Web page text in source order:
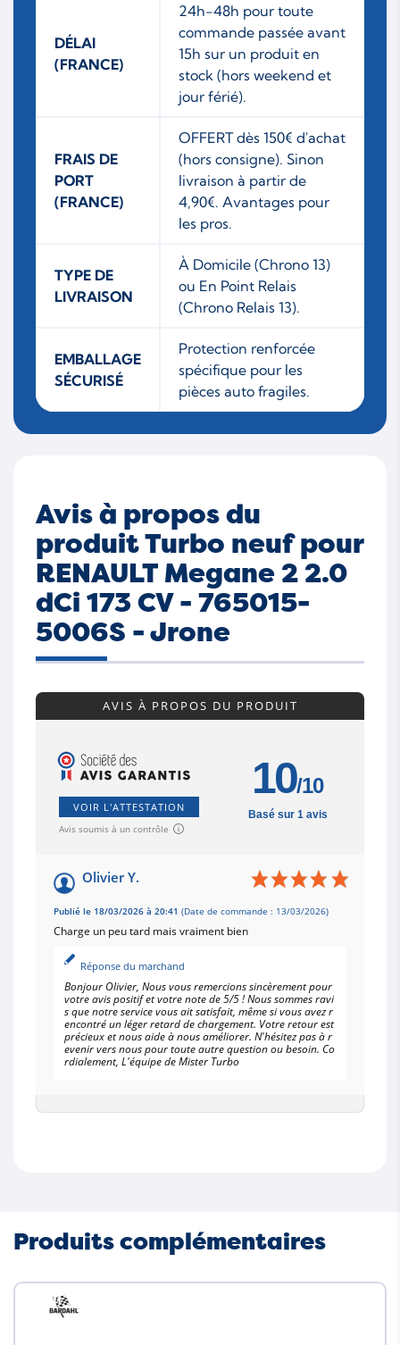
DÉLAI
(FRANCE)
24h-48h pour toute
commande passée avant
15h sur un produit en
stock (hors weekend et
jour férié).
FRAIS DE
PORT
(FRANCE)
OFFERT dès 150€ d'achat
(hors consigne). Sinon
livraison à partir de
4,90€. Avantages pour
les pros.
TYPE DE
LIVRAISON
À Domicile (Chrono 13)
ou En Point Relais
(Chrono Relais 13).
EMBALLAGE
SÉCURISÉ
Protection renforcée
spécifique pour les
pièces auto fragiles.
Avis à propos du
produit Turbo neuf pour
RENAULT Megane 2 2.0
dCi 173 CV - 765015-
5006S - Jrone
AVIS À PROPOS DU PRODUIT
VOIR L'ATTESTATION
Avis soumis à un contrôle
10/10
Basé sur 1 avis
Olivier Y.
Publié le 18/03/2026 à 20:41 (Date de commande : 13/03/2026)
Charge un peu tard mais vraiment bien
Réponse du marchand
Bonjour Olivier, Nous vous remercions sincèrement pour
votre avis positif et votre note de 5/5 ! Nous sommes ravi
s que notre service vous ait satisfait, même si vous avez r
encontré un léger retard de chargement. Votre retour est
précieux et nous aide à nous améliorer. N'hésitez pas à r
evenir vers nous pour toute autre question ou besoin. Co
rdialement, L'équipe de Mister Turbo
Produits complémentaires
Neuf